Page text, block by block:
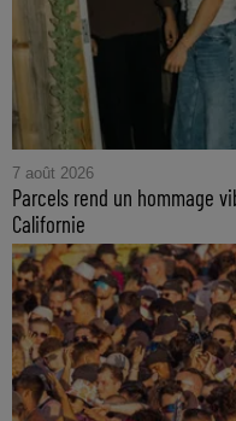
7 août 2026
Parcels rend un hommage
Californie